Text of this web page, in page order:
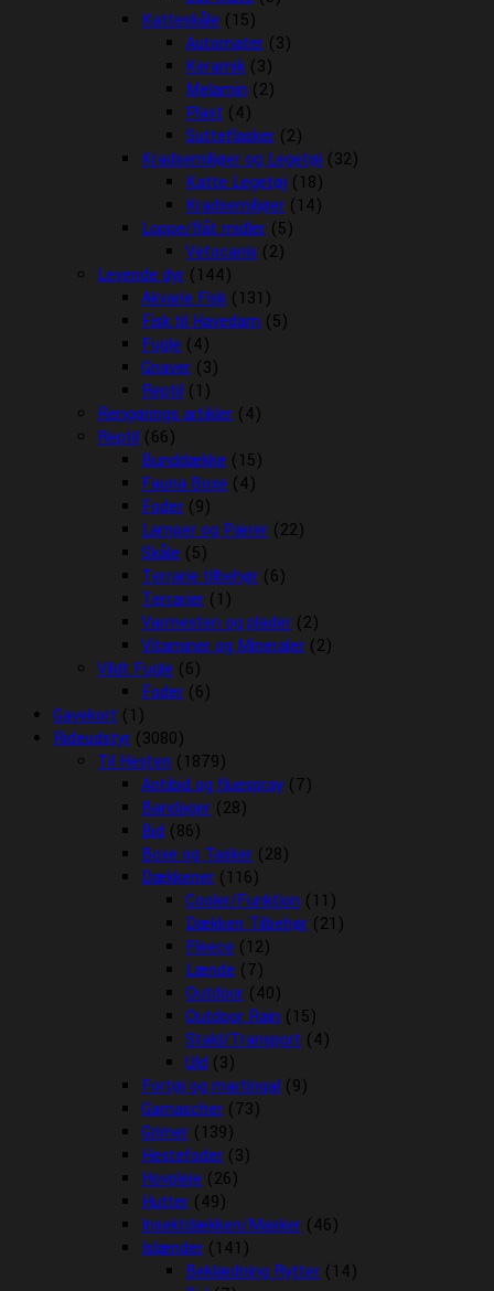
Katteskåle (15)
Automater (3)
Keramik (3)
Melamin (2)
Plast (4)
Sutteflasker (2)
Kradsemiljøer og Legetøj (32)
Katte Legetøj (18)
Kradsemiljøer (14)
Loppe/flåt midler (5)
Vetocanis (2)
Levende dyr (144)
Akvarie Fisk (131)
Fisk til Havedam (5)
Fugle (4)
Gnaver (3)
Reptil (1)
Rengørings artikler (4)
Reptil (66)
Bunddække (15)
Fauna Boxe (4)
Foder (9)
Lamper og Pærer (22)
Skåle (5)
Terrarie tilbehør (6)
Terrarier (1)
Varmesten og plader (2)
Vitaminer og Mineraler (2)
Vildt Fugle (6)
Foder (6)
Gavekort (1)
Rideudstyr (3080)
Til Hesten (1879)
Antibid og fluespray (7)
Bandager (28)
Bid (86)
Boxe og Tasker (28)
Dækkener (116)
Cooler/Funktion (11)
Dækken Tilbehør (21)
Fleece (12)
Lænde (7)
Outdoor (40)
Outdoor Rain (15)
Stald/Transport (4)
Uld (3)
Fortøj og martingal (9)
Gamascher (73)
Grimer (139)
Hestefoder (3)
Hovpleje (26)
Hutter (49)
Insektdækken/Masker (46)
Islænder (141)
Beklædning Rytter (14)